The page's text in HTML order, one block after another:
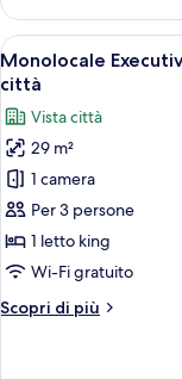
cottura
Deluxe,
letto
king,
cottura
Apri
tutte
le
foto
per
Monolocale
Executive,
1
letto
angolo
10
Monolocale
città
Vista città
29 m²
1 camera
Per 3 persone
1 letto king
Wi-Fi gratuito
Scopri di più
Altri